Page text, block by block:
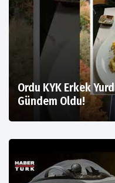
Ordu KYK Erkek
Gündem Oldu!